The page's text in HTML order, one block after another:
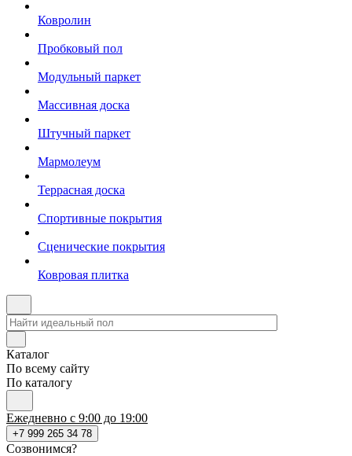
Ковролин
Пробковый пол
Модульный паркет
Массивная доска
Штучный паркет
Мармолеум
Террасная доска
Спортивные покрытия
Сценические покрытия
Ковровая плитка
Каталог
По всему сайту
По каталогу
Ежедневно с 9:00 до 19:00
+7 999 265 34 78
Созвонимся?